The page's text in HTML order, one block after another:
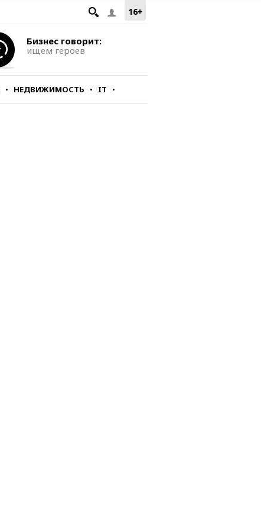
16+
Бизнес говорит:
ищем героев
НЕДВИЖИМОСТЬ IT